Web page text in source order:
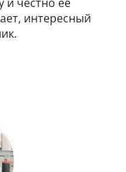
и честно ее
интересный